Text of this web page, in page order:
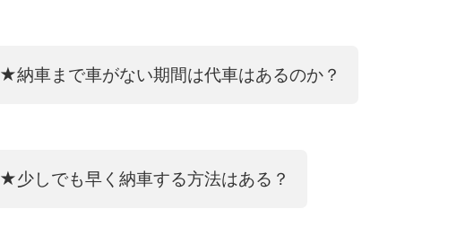
★納車まで車がない期間は代車はあるのか？
★少しでも早く納車する方法はある？